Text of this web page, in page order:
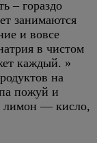
– гораздо
занимаются
и вовсе
в чистом
каждый. »
на
пожуй и
лимон — кисло,